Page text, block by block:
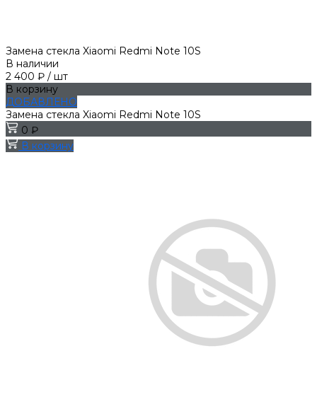
Замена стекла Xiaomi Redmi Note 10S
В наличии
2 400 ₽ / шт
В корзину
ДОБАВЛЕНО
Замена стекла Xiaomi Redmi Note 10S
0 ₽
В корзину